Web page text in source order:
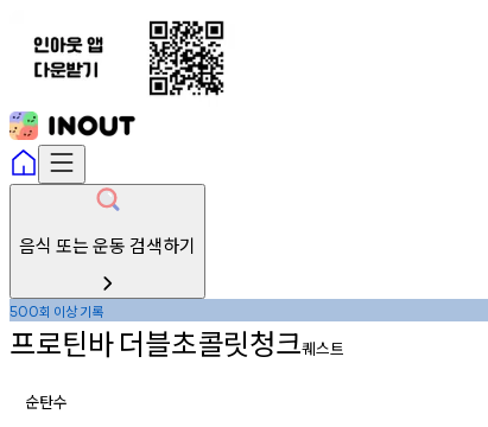
음식 또는 운동 검색하기
500회 이상기록
프로틴바더블초콜릿청크퀘스트
순탄수